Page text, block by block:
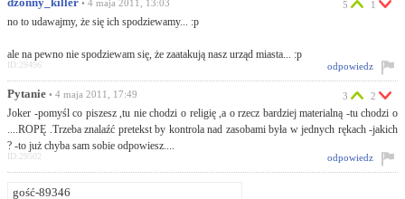
dzonny_killer • 4 maja 2011, 13:03
no to udawajmy, że się ich spodziewamy... :p
ale na pewno nie spodziewam się, że zaatakują nasz urząd miasta... :p
5 1
odpowiedz
ID:29496
Pytanie • 4 maja 2011, 17:49
Joker -pomyśl co piszesz ,tu nie chodzi o religię ,a o rzecz bardziej materialną -tu chodzi o
....ROPĘ .Trzeba znalaźć pretekst by kontrola nad zasobami była w jednych rękach -jakich
? -to już chyba sam sobie odpowiesz....
3 2
odpowiedz
ID:29502